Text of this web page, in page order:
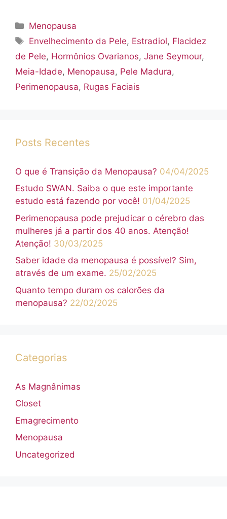
Categorias
Menopausa
Tags
Envelhecimento da Pele, Estradiol, Flacidez
de Pele, Hormônios Ovarianos, Jane Seymour,
Meia-Idade, Menopausa, Pele Madura,
Perimenopausa, Rugas Faciais
Posts Recentes
O que é Transição da Menopausa? 04/04/2025
Estudo SWAN. Saiba o que este importante
estudo está fazendo por você! 01/04/2025
Perimenopausa pode prejudicar o cérebro das
mulheres já a partir dos 40 anos. Atenção!
Atenção! 30/03/2025
Saber idade da menopausa é possível? Sim,
através de um exame. 25/02/2025
Quanto tempo duram os calorões da
menopausa? 22/02/2025
Categorias
As Magnânimas
Closet
Emagrecimento
Menopausa
Uncategorized